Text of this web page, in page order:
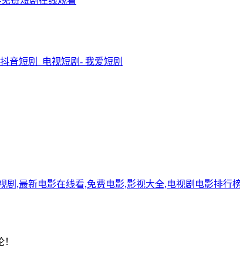
音短剧_电视短剧- 我爱短剧
剧,最新电影在线看,免费电影,影视大全,电视剧电影排行